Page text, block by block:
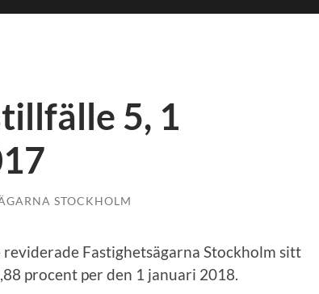
5, 1
STOCKHOLM
Fastighetsägarna Stockholm sitt
procent per den 1 januari 2018.